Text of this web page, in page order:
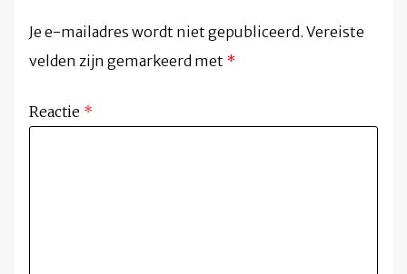
Je e-mailadres wordt niet gepubliceerd. Vereiste
velden zijn gemarkeerd met *
Reactie *